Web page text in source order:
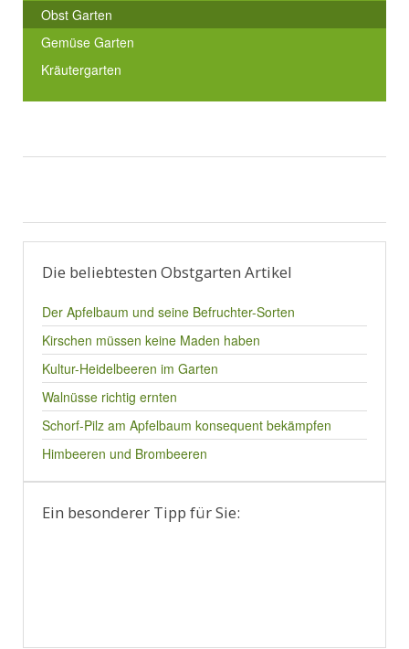
Obst Garten
Gemüse Garten
Kräutergarten
Die beliebtesten Obstgarten Artikel
Der Apfelbaum und seine Befruchter-Sorten
Kirschen müssen keine Maden haben
Kultur-Heidelbeeren im Garten
Walnüsse richtig ernten
Schorf-Pilz am Apfelbaum konsequent bekämpfen
Himbeeren und Brombeeren
Ein besonderer Tipp für Sie: